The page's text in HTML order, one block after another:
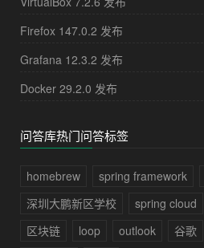
Firefox 147.0.2 发布
Grafana 12.3.2 发布
Docker 29.2.0 发布
问答库热门问答标签
homebrew spring framework
深圳大鹏新区学校
spring cloud
区块链
loop outlook 谷歌